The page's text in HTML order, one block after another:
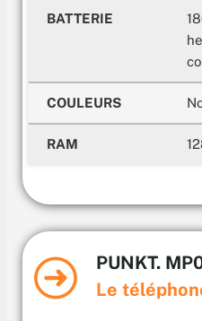
BATTERIE
COULEURS
RAM
PUNKT.
Le